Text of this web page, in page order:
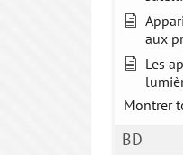
aux
Les
Montrer
BD